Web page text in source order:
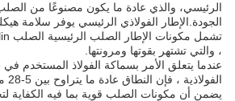
الرئيسي، والذي عادة ما يكون مصنوعًا من
الجودة.الإطار الفولاذي الرئيسي يوفر سلامة
، والتي تشتهر بقوتها ومرونتها.
عندما يتعلق الأمر بسماكة الفولاذ المستخدم في
يضمن أن مكونات الصلب قوية بما فيه الكفاية